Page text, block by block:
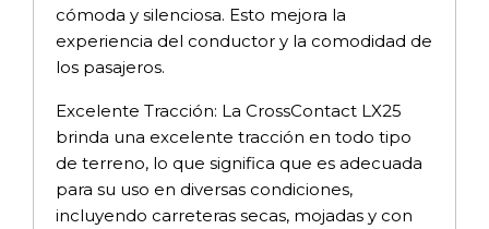
cómoda y silenciosa. Esto mejora la
experiencia del conductor y la comodidad de
los pasajeros.
Excelente Tracción: La CrossContact LX25
brinda una excelente tracción en todo tipo
de terreno, lo que significa que es adecuada
para su uso en diversas condiciones,
incluyendo carreteras secas, mojadas y con